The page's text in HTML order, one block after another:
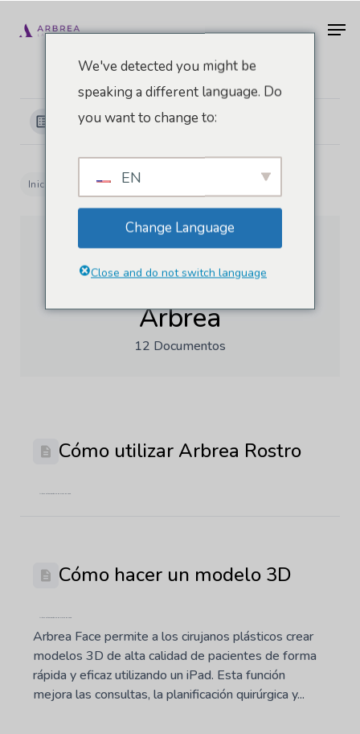
Ver categorías
Inicio Docs Academia del Rostro Arbrea
Academia del Rostro
Arbrea
12 Documentos
Cómo utilizar Arbrea Rostro
Última actualización: 22 de mayo de 2026
Cómo hacer un modelo 3D
Última actualización: 20 de marzo de 2025
Arbrea Face permite a los cirujanos plásticos crear
modelos 3D de alta calidad de pacientes de forma
rápida y eficaz utilizando un iPad. Esta función
mejora las consultas, la planificación quirúrgica y...
We've detected you might be
speaking a different language. Do
you want to change to:
EN
Change Language
Close and do not switch language